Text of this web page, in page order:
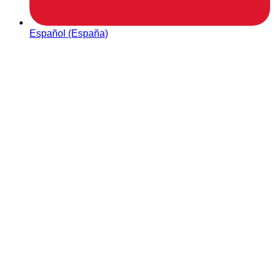
Español (España)